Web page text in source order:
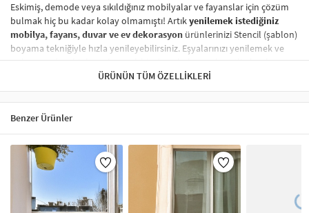
Eskimiş, demode veya sıkıldığınız mobilyalar ve fayanslar için çözüm
bulmak hiç bu kadar kolay olmamıştı! Artıkyenilemek istediğiniz
mobilya, fayans, duvar ve ev dekorasyon ürünlerinizi Stencil (şablon)
boyama tekniğiyle hızla yenileyebilirsiniz. Eşyalarınızı yenilemek ve
onlaramodern bir hava katmakhiç de pahalı ve zahmetli olmak
zorunda değil! Stencil şablonları, dilediğiniz her yüzeye pratik bir
şekildedesen uygulamanızısağlar ve mobilyalarınızın, duvarlarınızın,
kumaşlarınızın görünümünü anında değiştirebilir.
Çocuğunuzun dolabına, mutfak fayanslarına,
kumaşlara bile bant yardımıyla sabitleyip, istediğiniz renklerle
boyama yapabilirsiniz. Evinizi,
kişisel zevkinizle özelleştirebilir
boyama seti ile yaratıcı projeler gerçekleştirebilirsiniz.El işi ve ev
dekorasyonu
sevenler için stencil, kolayca uygulanabilecek eğlenceli
ve etkili bir aktivitedir.
ÜRÜNÜN TÜM ÖZELLIKLERI
Benzer Ürünler